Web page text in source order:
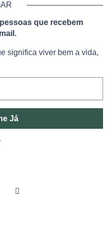
que recebem
significa viver bem a vida,
Já